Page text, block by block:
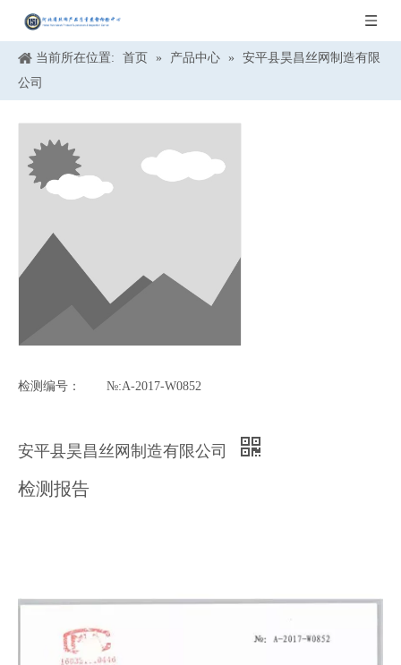
当前所在位置: 首页 » 产品中心 »
安平县昊昌丝网制造有限
公司
检测编号： №:A-2017-W0852
安平县昊昌丝网制造有限公司
检测报告